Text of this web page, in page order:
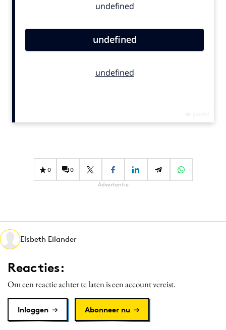
Contentmarketing
Effectiviteit
Gedragsverandering
Martech
Media
Merkstrategie
Programmatic
Purpose Marketing
Reputatie & crisis
0 0
Advertentie
Elsbeth Eilander
Reacties:
Om een reactie achter te laten is een account vereist.
Inloggen Abonneer nu